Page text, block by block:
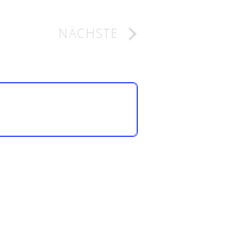
NÄCHSTE